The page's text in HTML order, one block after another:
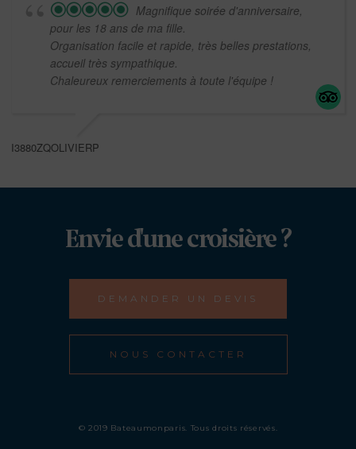
Magnifique soirée d'anniversaire,
pour les 18 ans de ma fille.
Organisation facile et rapide, très belles prestations,
accueil très sympathique.
Chaleureux remerciements à toute l'équipe !
I3880ZQOLIVIERP
Envie d'une croisière ?
DEMANDER UN DEVIS
NOUS CONTACTER
© 2019 Bateaumonparis. Tous droits réservés.